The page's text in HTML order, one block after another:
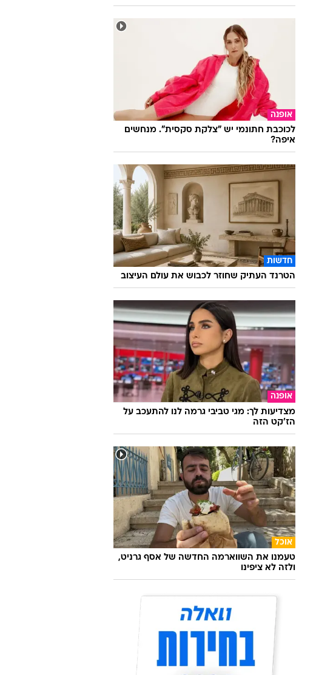
אופנה
לכוכבת חתונמי יש "צלקת סקסית". מנחשים
איפה?
חדשות
הטרנד העתיק שחוזר לכבוש את עולם העיצוב
אופנה
מצדיעות לך: מגי טביבי גרמה לנו להתעכב על
הז'קט הזה
אוכל
טעמנו את השווארמה החדשה של אסף גרניט,
ולזה לא ציפינו